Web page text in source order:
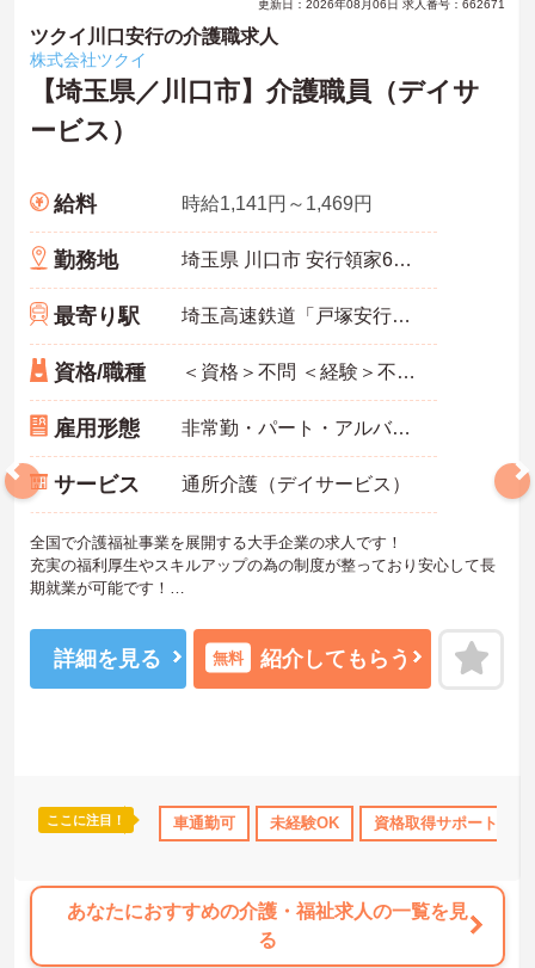
退職金制度あり
更新日：2026年08月06日 求人番号：662671
ツクイ川口安行の介護職求人
株式会社ツクイ
【埼玉県／川口市】介護職員（デイサ
ービス）
給料 時給1,141円～1,469円
勤務地 埼玉県 川口市 安行領家654-5
最寄り駅 埼玉高速鉄道「戸塚安行駅」バス・車6分
資格/職種 ＜資格＞不問 ＜経験＞不問 ※無資格者:入社半年以内に会社負担で認知症介護基礎研修受講
雇用形態 非常勤・パート・アルバイト
サービス 通所介護（デイサービス）
全国で介護福祉事業を展開する大手企業の求人です！
充実の福利厚生やスキルアップの為の制度が整っており安心して長
期就業が可能です！
すのでお気軽にご相談ください。
詳細を見る 無料 紹介してもらう
ここに注目！ 車通勤可 未経験OK 資格取得サポート
あなたにおすすめの介護・福祉求人の一覧を見
る